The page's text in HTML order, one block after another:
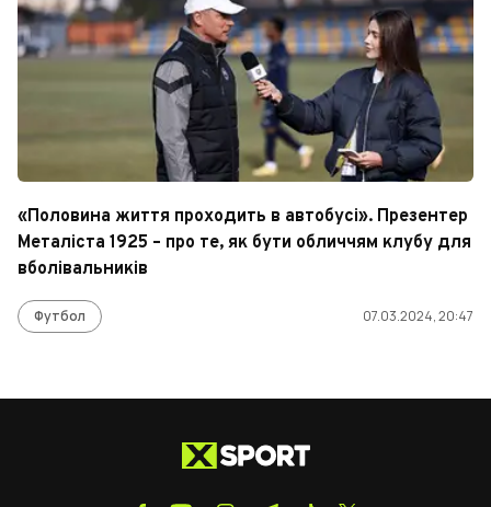
«Половина життя проходить в автобусі». Презентер
Металіста 1925 – про те, як бути обличчям клубу для
вболівальників
Футбол 07.03.2024, 20:47